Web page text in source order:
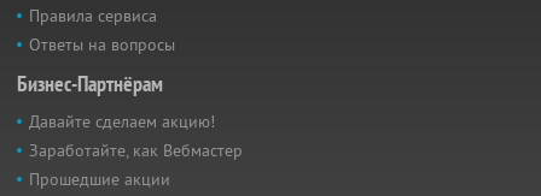
Правила сервиса
Ответы на вопросы
Бизнес-Партнёрам
Давайте сделаем акцию!
Заработайте, как Вебмастер
Прошедшие акции